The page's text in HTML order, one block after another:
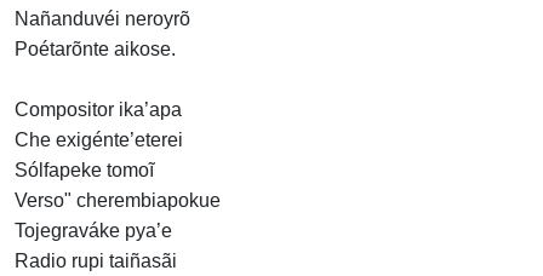
Nañanduvéi neroyrõ
Poétarõnte aikose.
Compositor ika’apa
Che exigénte’eterei
Sólfapeke tomoĩ
Verso" cherembiapokue
Tojegraváke pya’e
Radio rupi taiñasãi